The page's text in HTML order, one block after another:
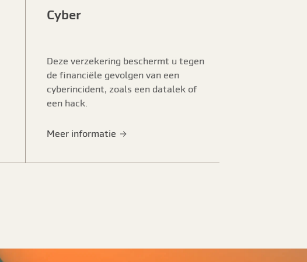
Cyber
Deze verzekering beschermt u tegen
de financiële gevolgen van een
cyberincident, zoals een datalek of
een hack.
Meer informatie